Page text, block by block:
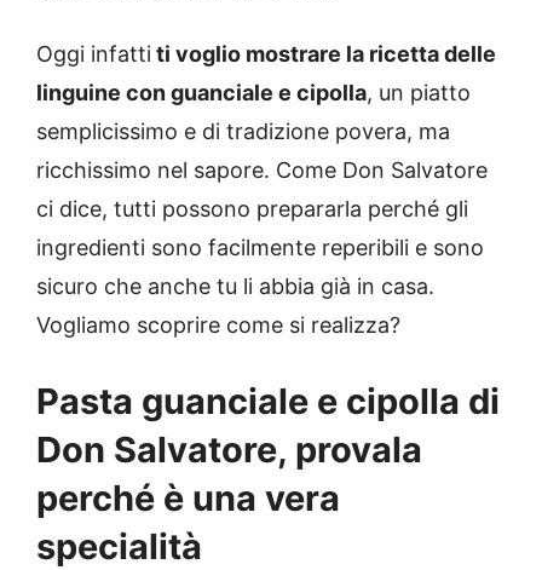
Oggi infattiti voglio mostrare la ricetta delle
linguine con guanciale e cipolla, un piatto
semplicissimo e di tradizione povera, ma
ricchissimo nel sapore. Come Don Salvatore
ci dice, tutti possono prepararla perché gli
ingredienti sono facilmente reperibili e sono
sicuro che anche tu li abbia già in casa.
Vogliamo scoprire come si realizza?
Pasta guanciale e cipolla di
Don Salvatore, provala
perché è una vera
specialità